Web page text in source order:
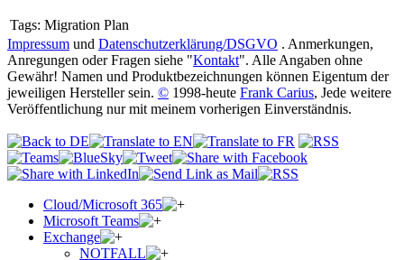
Tags: Migration Plan
Impressum und Datenschutzerklärung/DSGVO . Anmerkungen,
Anregungen oder Fragen siehe "Kontakt". Alle Angaben ohne
Gewähr! Namen und Produktbezeichnungen können Eigentum der
jeweiligen Hersteller sein. © 1998-heute Frank Carius, Jede weitere
Veröffentlichung nur mit meinem vorherigen Einverständnis.
Cloud/Microsoft 365
Microsoft Teams
Exchange
NOTFALL